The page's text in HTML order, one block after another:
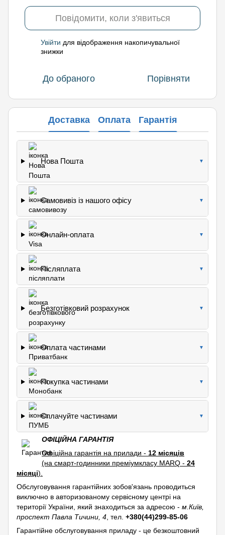
Повідомити, коли з'явиться
Увійти для відображення накопичувальної
знижки
До обраного Порівняти
Доставка Оплата Гарантія
Нова Пошта ▼
Самовивіз із нашого офісу ▼
Онлайн-оплата ▼
Післяплата ▼
Безготівковий розрахунок ▼
Оплата частинами ▼
Покупка частинами ▼
Сплачуйте частинами ▼
ОФІЦІЙНА ГАРАНТІЯ
Офіційна гарантія на прилади - 12 місяців
(на смарт-годинники преміумкласу MARQ - 24
місяці).
Обслуговування гарантійних зобов'язань проводиться
виключно в авторизованому сервісному центрі на
території України, який знаходиться за адресою - м.Київ,
проспект Павла Тичини, 4 , тел. +380(44)299-85-06
Гарантійне обслуговування приладу - це безкоштовний